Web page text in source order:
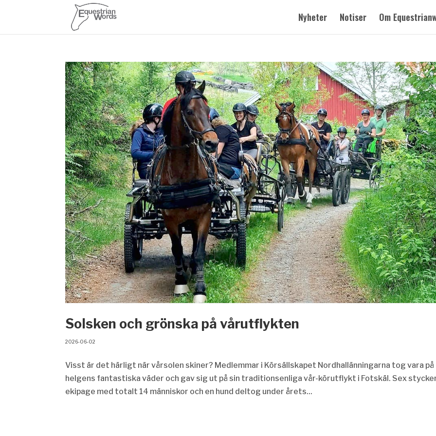
Nyheter Notiser Om
Solsken och grönska på vårutflykten
2026-06-02
Visst är det härligt när vårsolen skiner? Medlemmar i Körsällskapet Nordhallänningarna tog vara på
helgens fantastiska väder och gav sig ut på sin traditionsenliga vår-körutflykt i Fotskäl. Sex
ekipage med totalt 14 människor och en hund deltog under årets...